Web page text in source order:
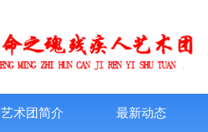
艺术团简介 最新动态